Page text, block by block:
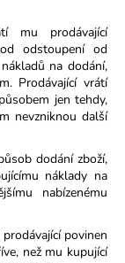
mu prodávající
odstoupení od
na dodání,
Prodávající vrátí
jen tehdy,
nevzniknou další
dodání zboží,
náklady na
nabízenému
povinen
než mu kupující